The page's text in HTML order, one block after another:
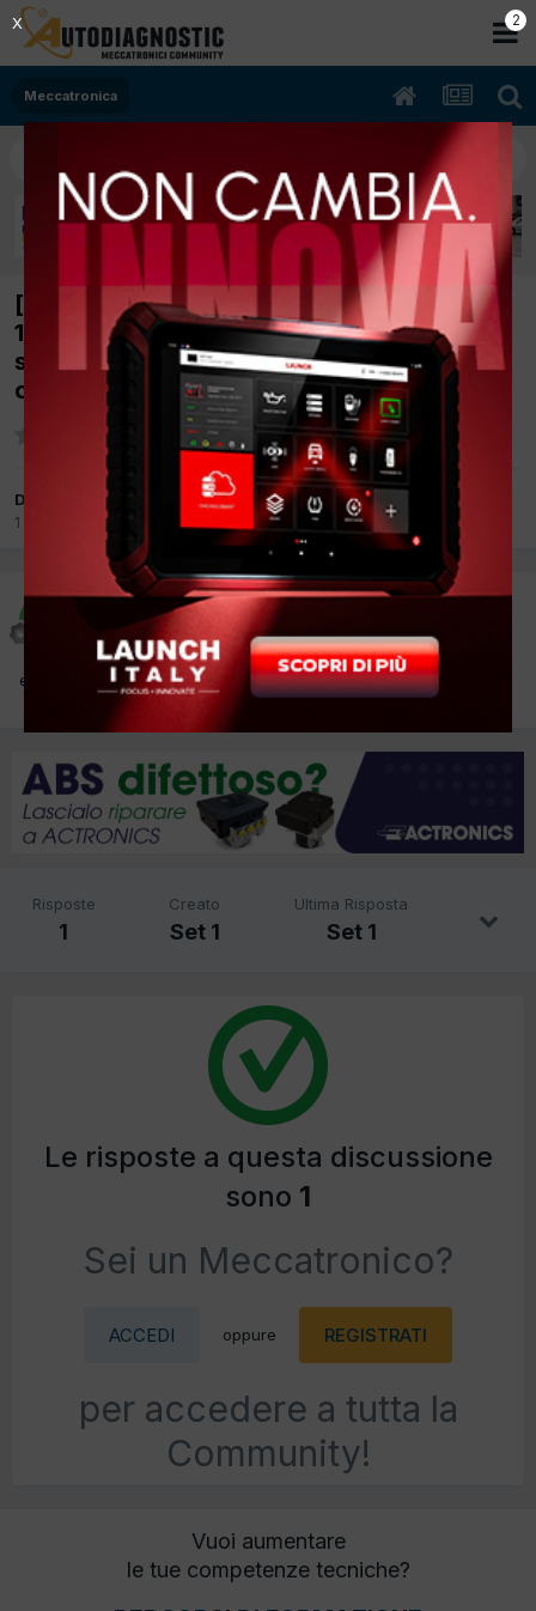
Meccatronica
[SUZUKI SWIFT 03/2010 1328cc M13AA
150Kw Bifuel B/Gpl] a volte si indurisce
sterza spioa accesa errore c1122 non si
cancella e sempre presente
Da VITO FORNARO
1 Settembre 2025
Meccatronica
VITO FORNARO
Inviato 1 Settembre 2025
errore solo su cventralina sterza c1122
Risposte
1
Creato
Set 1
Ultima Risposta
Set 1
Le risposte a questa discussione
sono 1
Sei un Meccatronico?
ACCEDI oppure REGISTRATI
per accedere a tutta la
Community!
Vuoi aumentare
le tue competenze tecniche?
2
X